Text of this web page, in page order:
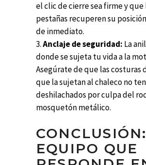
el clic de cierre sea firme y que
pestañas recuperen su
de inmediato.
Anclaje de seguridad: La
donde se sujeta tu vida a la
Asegúrate de que las costuras
que la sujetan al chaleco no
deshilachados por culpa del
mosquetón metálico.
EQUIPO QUE